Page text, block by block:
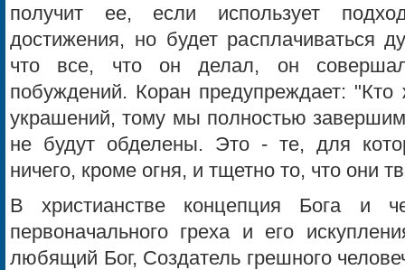
получит ее, если использует
достижения, но будет расплачиваться
что все, что он делал, он совершал
побуждений. Коран предупреждает:
украшений, тому мы полностью
не будут обделены. Это - те, для
ничего, кроме огня, и тщетно то, что они
В христианстве концепция Бога и
первоначального греха и его
любящий Бог, Создатель грешного